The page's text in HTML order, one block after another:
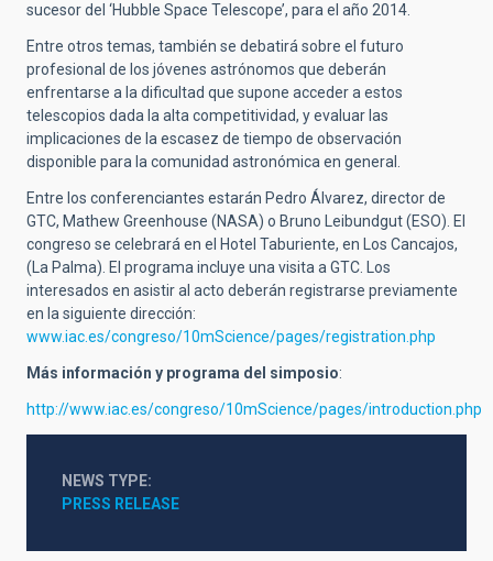
sucesor del ‘Hubble Space Telescope’, para el año 2014.
Entre otros temas, también se debatirá sobre el futuro
profesional de los jóvenes astrónomos que deberán
enfrentarse a la dificultad que supone acceder a estos
telescopios dada la alta competitividad, y evaluar las
implicaciones de la escasez de tiempo de observación
disponible para la comunidad astronómica en general.
Entre los conferenciantes estarán Pedro Álvarez, director de
GTC, Mathew Greenhouse (NASA) o Bruno Leibundgut (ESO). El
congreso se celebrará en el Hotel Taburiente, en Los Cancajos,
(La Palma). El programa incluye una visita a GTC. Los
interesados en asistir al acto deberán registrarse previamente
en la siguiente dirección:
www.iac.es/congreso/10mScience/pages/registration.php
Más información y programa del simposio:
http://www.iac.es/congreso/10mScience/pages/introduction.php
NEWS TYPE
PRESS RELEASE